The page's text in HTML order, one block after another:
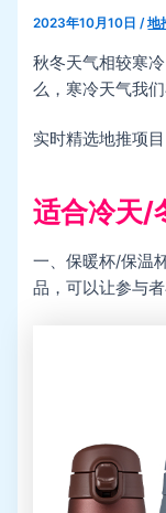
2023年10月10日/地
秋冬天气相较寒
么，寒冷天气我
实时精选地推项目
适合冷天/
一、保暖杯/保温
品，可以让参与